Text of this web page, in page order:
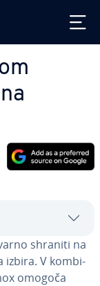
on Twitter
on
shraniti na
izbira. V kom­bi­
omogoča